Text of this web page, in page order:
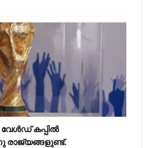
വേള്‍ഡ് കപ്പില്‍
രാജ്യങ്ങളുണ്ട്.